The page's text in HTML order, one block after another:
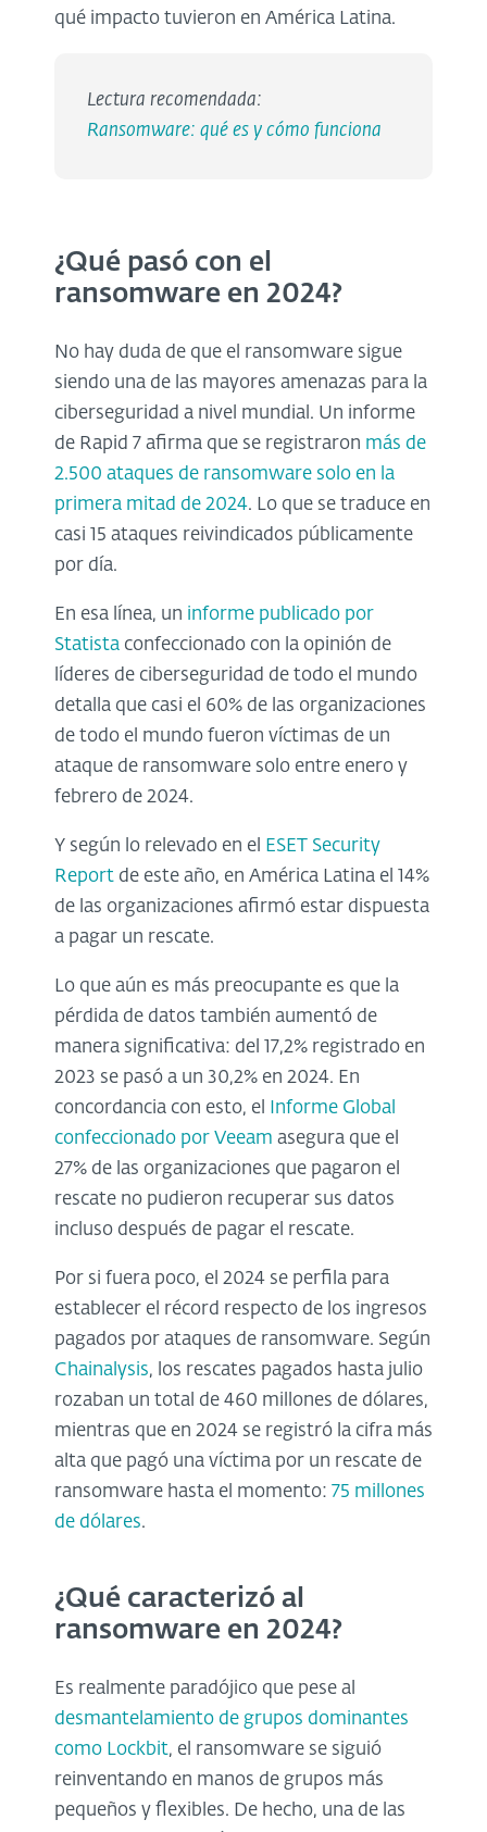
qué impacto tuvieron en América Latina.
Lectura recomendada:
Ransomware: qué es y cómo funciona
¿Qué pasó con el
ransomware en 2024?
No hay duda de que el ransomware sigue
siendo una de las mayores amenazas para la
ciberseguridad a nivel mundial. Un informe
de Rapid 7 afirma que se registraron más de
2.500 ataques de ransomware solo en la
primera mitad de 2024. Lo que se traduce en
casi 15 ataques reivindicados públicamente
por día.
En esa línea, un informe publicado por
Statista confeccionado con la opinión de
líderes de ciberseguridad de todo el mundo
detalla que casi el 60% de las organizaciones
de todo el mundo fueron víctimas de un
ataque de ransomware solo entre enero y
febrero de 2024.
Y según lo relevado en el
ESET Security
Report de este año, en América Latina el 14%
de las organizaciones afirmó estar dispuesta
a pagar un rescate.
Lo que aún es más preocupante es que la
pérdida de datos también aumentó de
manera significativa: del 17,2% registrado en
2023 se pasó a un 30,2% en 2024. En
concordancia con esto, el
Informe Global
confeccionado por Veeam asegura que el
27% de las organizaciones que pagaron el
rescate no pudieron recuperar sus datos
incluso después de pagar el rescate.
Por si fuera poco, el 2024 se perfila para
establecer el récord respecto de los ingresos
pagados por ataques de ransomware. Según
Chainalysis, los rescates pagados hasta julio
rozaban un total de 460 millones de dólares,
mientras que en 2024 se registró la cifra más
alta que pagó una víctima por un rescate de
ransomware hasta el momento: 75 millones
de dólares.
¿Qué caracterizó al
ransomware en 2024?
Es realmente paradójico que pese al
desmantelamiento de grupos dominantes
como Lockbit, el ransomware se siguió
reinventando en manos de grupos más
pequeños y flexibles. De hecho, una de las